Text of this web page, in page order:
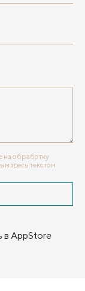
на обработку
здесь текстом